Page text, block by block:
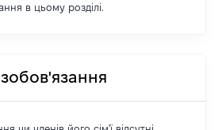
в цьому розділі.
зобов'язання